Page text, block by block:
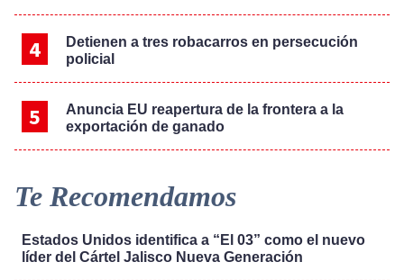
Detienen a tres robacarros en persecución
policial
Anuncia EU reapertura de la frontera a la
exportación de ganado
Te Recomendamos
Estados Unidos identifica a “El 03” como el nuevo
líder del Cártel Jalisco Nueva Generación